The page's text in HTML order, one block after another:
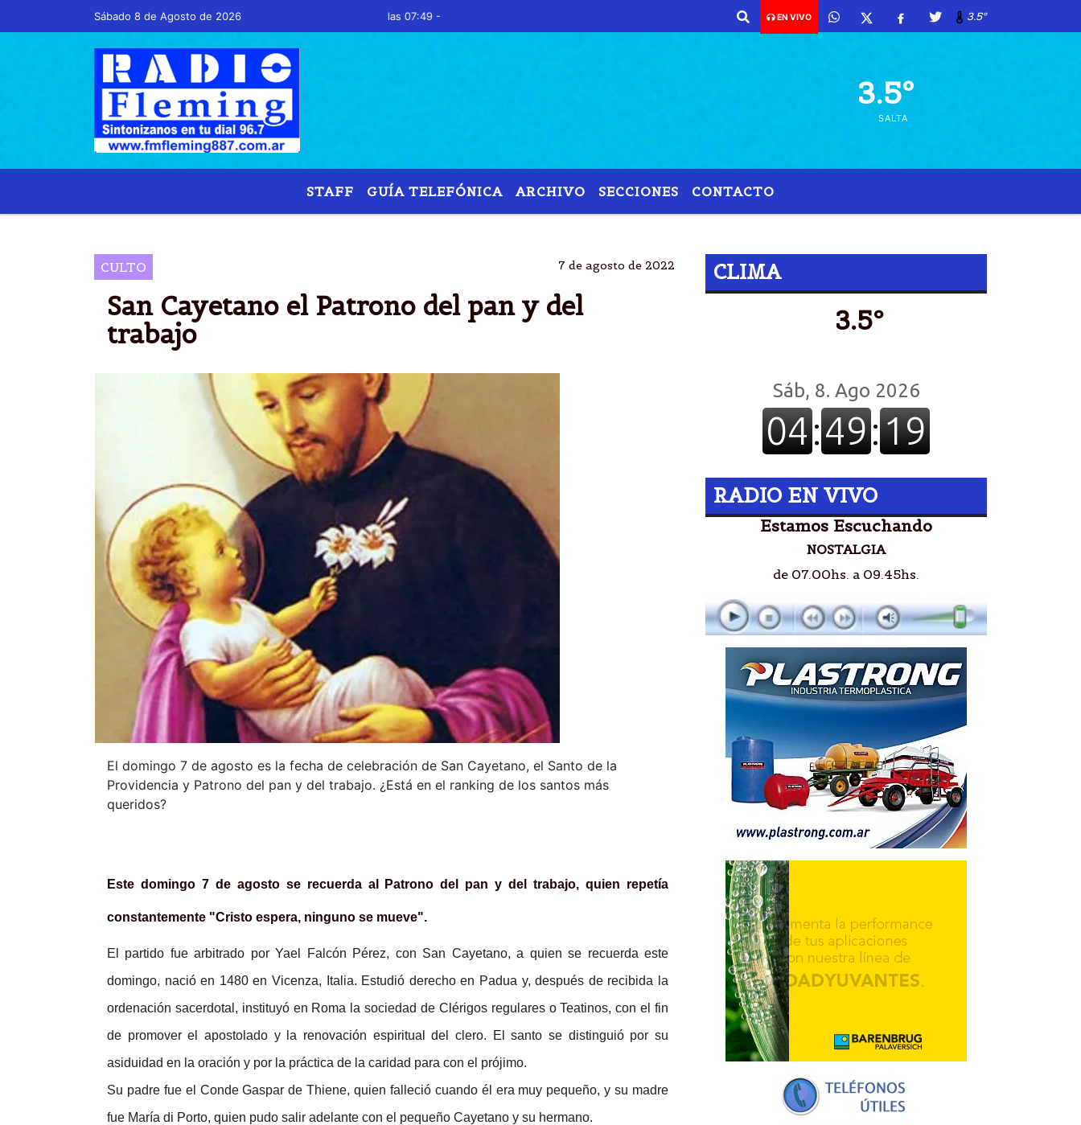
Sábado 8 de Agosto de 2026
Hoy es Sábado 8 de Agosto de 2026 y son las 07:49 - EN VIVO 3.5º
3.5º
SALTA
STAFF GUÍA TELEFÓNICA ARCHIVO SECCIONES CONTACTO
CULTO 7 de agosto de 2022
San Cayetano el Patrono del pan y del
trabajo
El domingo 7 de agosto es la fecha de celebración de San Cayetano, el Santo de la
Providencia y Patrono del pan y del trabajo. ¿Está en el ranking de los santos más
queridos?
Este domingo 7 de agosto se recuerda al Patrono del pan y del trabajo, quien repetía
constantemente "Cristo espera, ninguno se mueve".
El partido fue arbitrado por Yael Falcón Pérez, con San Cayetano, a quien se recuerda este
domingo, nació en 1480 en Vicenza, Italia. Estudió derecho en Padua y, después de recibida la
ordenación sacerdotal, instituyó en Roma la sociedad de Clérigos regulares o Teatinos, con el fin
de promover el apostolado y la renovación espiritual del clero. El santo se distinguió por su
asiduidad en la oración y por la práctica de la caridad para con el prójimo.
Su padre fue el Conde Gaspar de Thiene, quien falleció cuando él era muy pequeño, y su madre
fue María di Porto, quien pudo salir adelante con el pequeño Cayetano y su hermano.
CLIMA
3.5º
RADIO EN VIVO
Estamos Escuchando
NOSTALGIA
de 07.00hs. a 09.45hs.